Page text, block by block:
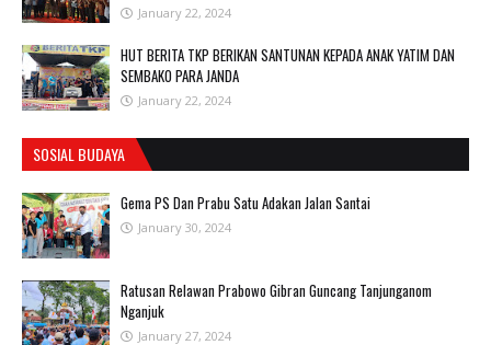
January 22, 2024
HUT BERITA TKP BERIKAN SANTUNAN KEPADA ANAK YATIM DAN
SEMBAKO PARA JANDA
January 22, 2024
SOSIAL BUDAYA
Gema PS Dan Prabu Satu Adakan Jalan Santai
January 30, 2024
Ratusan Relawan Prabowo Gibran Guncang Tanjunganom
Nganjuk
January 27, 2024